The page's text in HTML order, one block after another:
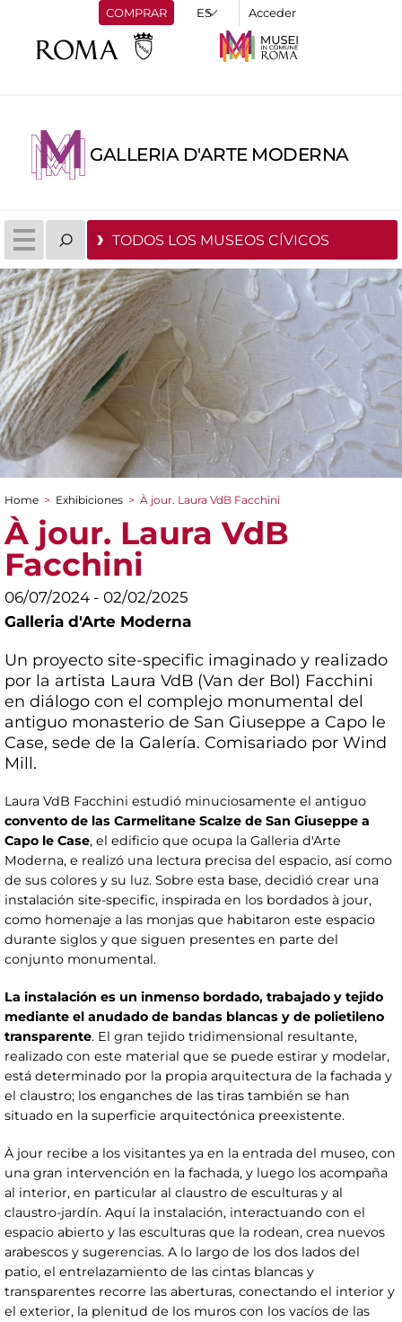
COMPRAR Acceder
GALLERIA D'ARTE MODERNA
TODOS LOS MUSEOS CÍVICOS
You are here
Home > Exhibiciones > À jour. Laura VdB Facchini
À jour. Laura VdB
Facchini
06/07/2024 - 02/02/2025
Galleria d'Arte Moderna
Un proyecto site-specific imaginado y realizado
por la artista Laura VdB (Van der Bol) Facchini
en diálogo con el complejo monumental del
antiguo monasterio de San Giuseppe a Capo le
Case, sede de la Galería. Comisariado por Wind
Mill.
Laura VdB Facchini estudió minuciosamente el antiguo
convento de las Carmelitane Scalze de San Giuseppe a
Capo le Case, el edificio que ocupa la Galleria d'Arte
Moderna, e realizó una lectura precisa del espacio, así como
de sus colores y su luz. Sobre esta base, decidió crear una
instalación site-specific, inspirada en los bordados à jour,
como homenaje a las monjas que habitaron este espacio
durante siglos y que siguen presentes en parte del
conjunto monumental.
La instalación es un inmenso bordado, trabajado y tejido
mediante el anudado de bandas blancas y de polietileno
transparente. El gran tejido tridimensional resultante,
realizado con este material que se puede estirar y modelar,
está determinado por la propia arquitectura de la fachada y
el claustro; los enganches de las tiras también se han
situado en la superficie arquitectónica preexistente.
À jour recibe a los visitantes ya en la entrada del museo, con
una gran intervención en la fachada, y luego los acompaña
al interior, en particular al claustro de esculturas y al
claustro-jardín. Aquí la instalación, interactuando con el
espacio abierto y las esculturas que la rodean, crea nuevos
arabescos y sugerencias. A lo largo de los dos lados del
patio, el entrelazamiento de las cintas blancas y
transparentes recorre las aberturas, conectando el interior y
el exterior, la plenitud de los muros con los vacíos de las